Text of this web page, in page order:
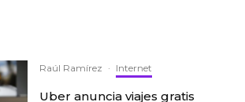
Raúl Ramírez · Internet
Uber anuncia viajes gratis